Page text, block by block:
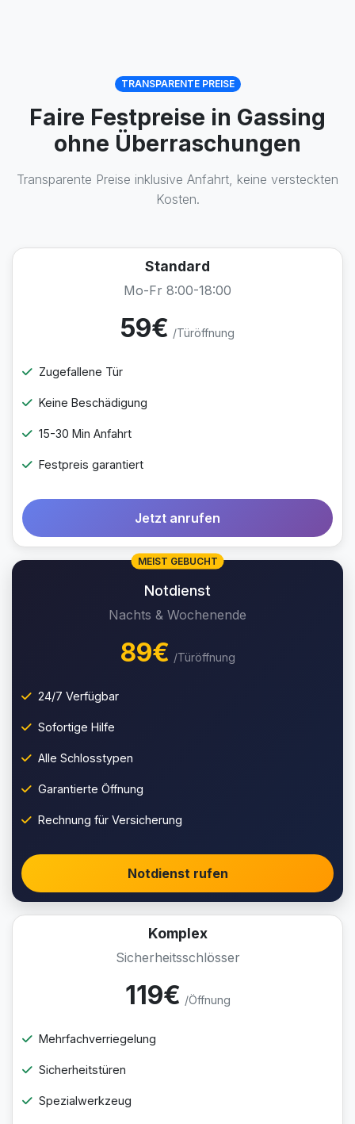
TRANSPARENTE PREISE
Faire Festpreise in Gassing
ohne Überraschungen
Transparente Preise inklusive Anfahrt, keine versteckten
Kosten.
Standard
Mo-Fr 8:00-18:00
59€ /Türöffnung
Zugefallene Tür
Keine Beschädigung
15-30 Min Anfahrt
Festpreis garantiert
Jetzt anrufen
MEIST GEBUCHT
Notdienst
Nachts & Wochenende
89€ /Türöffnung
24/7 Verfügbar
Sofortige Hilfe
Alle Schlosstypen
Garantierte Öffnung
Rechnung für Versicherung
Notdienst rufen
Komplex
Sicherheitsschlösser
119€ /Öffnung
Mehrfachverriegelung
Sicherheitstüren
Spezialwerkzeug